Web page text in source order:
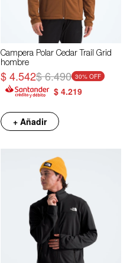
Campera Polar Cedar Trail Grid
hombre
$4.542$6.490 30
$ 4.219
+ Añadir